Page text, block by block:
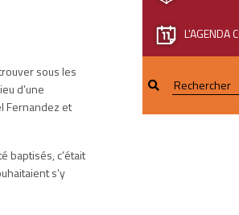
sous les
d’une
Fernandez et
baptisés, c’était
s’y
L'AGENDA